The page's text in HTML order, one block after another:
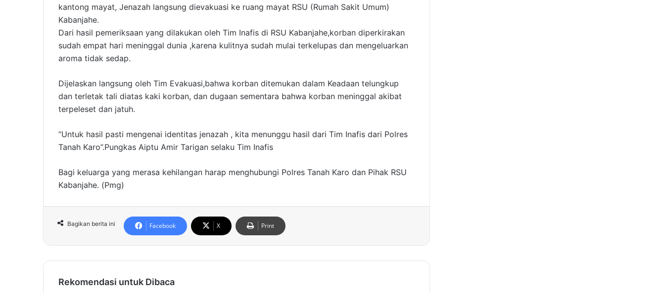
kantong mayat, Jenazah langsung dievakuasi ke ruang mayat RSU (Rumah Sakit Umum)
Kabanjahe.
Dari hasil pemeriksaan yang dilakukan oleh Tim Inafis di RSU Kabanjahe,korban diperkirakan
sudah empat hari meninggal dunia ,karena kulitnya sudah mulai terkelupas dan mengeluarkan
aroma tidak sedap.
Dijelaskan langsung oleh Tim Evakuasi,bahwa korban ditemukan dalam Keadaan telungkup
dan terletak tali diatas kaki korban, dan dugaan sementara bahwa korban meninggal akibat
terpeleset dan jatuh.
“Untuk hasil pasti mengenai identitas jenazah , kita menunggu hasil dari Tim Inafis dari Polres
Tanah Karo”.Pungkas Aiptu Amir Tarigan selaku Tim Inafis
Bagi keluarga yang merasa kehilangan harap menghubungi Polres Tanah Karo dan Pihak RSU
Kabanjahe. (Pmg)
Bagikan berita ini Facebook X Print
Rekomendasi untuk Dibaca